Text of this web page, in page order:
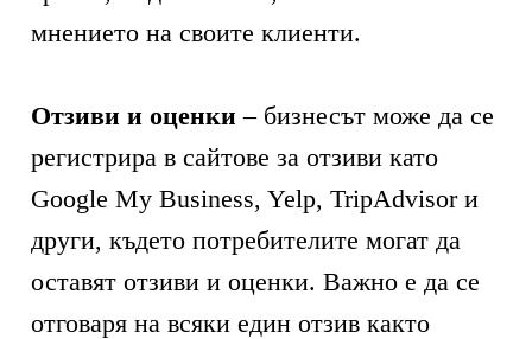
мнението на своите клиенти.
Отзиви и оценки – бизнесът може да се
регистрира в сайтове за отзиви като
Google My Business, Yelp, TripAdvisor и
други, където потребителите могат да
оставят отзиви и оценки. Важно е да се
отговаря на всяки един отзив както